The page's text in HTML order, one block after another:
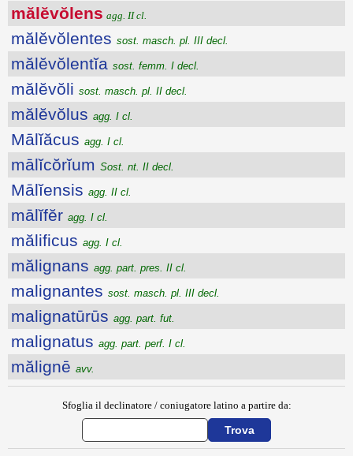
mălĕvŏlens agg. II cl.
mălĕvŏlentes sost. masch. pl. III decl.
mălĕvŏlentĭa sost. femm. I decl.
mălĕvŏli sost. masch. pl. II decl.
mălĕvŏlus agg. I cl.
Mālĭăcus agg. I cl.
mālĭcŏrĭum Sost. nt. II decl.
Mālĭensis agg. II cl.
mālĭfĕr agg. I cl.
mălificus agg. I cl.
mălignans agg. part. pres. II cl.
malignantes sost. masch. pl. III decl.
malignatūrūs agg. part. fut.
malignatus agg. part. perf. I cl.
mălignē avv.
Sfoglia il declinatore / coniugatore latino a partire da: